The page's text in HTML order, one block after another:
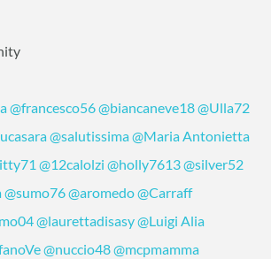
@francesco56@biancaneve18@Ulla72
@salutissima@Maria Antonietta
@12calolzi @holly7613@silver52
@sumo76@aromedo@Carraff
@laurettadisasy@Luigi Alia
@nuccio48@mcpmamma